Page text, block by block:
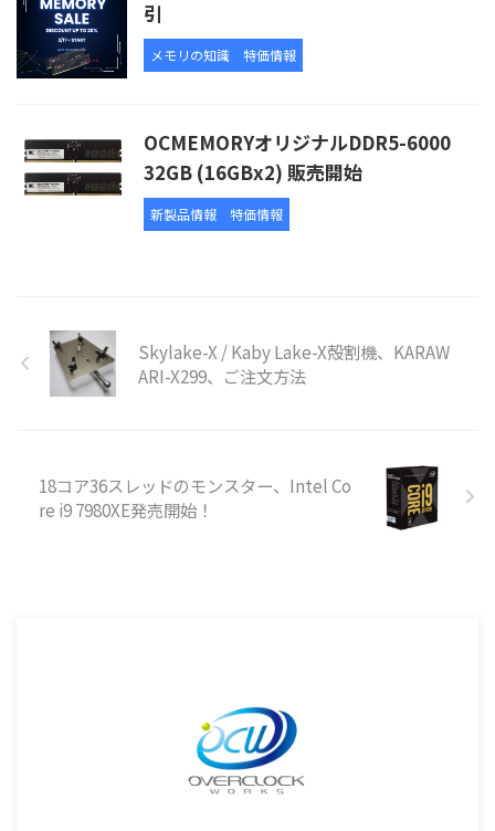
引
メモリの知識 特価情報
OCMEMORYオリジナルDDR5-6000
32GB (16GBx2) 販売開始
新製品情報 特価情報
Skylake-X / Kaby Lake-X殻割機、KARAW
ARI-X299、ご注文方法
18コア36スレッドのモンスター、Intel Co
re i9 7980XE発売開始！